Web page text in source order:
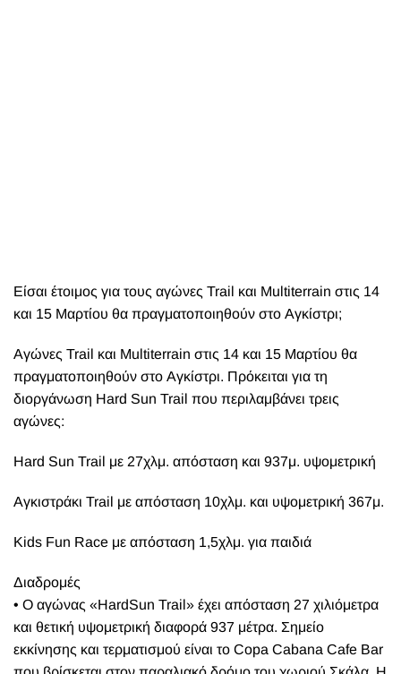
Είσαι έτοιμος για τους αγώνες Trail και Multiterrain στις 14
και 15 Μαρτίου θα πραγματοποιηθούν στο Αγκίστρι;
Αγώνες Trail και Multiterrain στις 14 και 15 Μαρτίου θα
πραγματοποιηθούν στο Αγκίστρι. Πρόκειται για τη
διοργάνωση Hard Sun Trail που περιλαμβάνει τρεις
αγώνες:
Hard Sun Trail με 27χλμ. απόσταση και 937μ. υψομετρική
Αγκιστράκι Trail με απόσταση 10χλμ. και υψομετρική 367μ.
Kids Fun Race με απόσταση 1,5χλμ. για παιδιά
Διαδρομές
• Ο αγώνας «HardSun Trail» έχει απόσταση 27 χιλιόμετρα
και θετική υψομετρική διαφορά 937 μέτρα. Σημείο
εκκίνησης και τερματισμού είναι το Copa Cabana Cafe Bar